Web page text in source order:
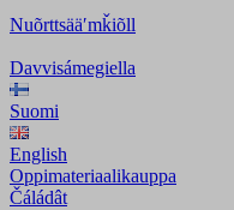
Nuõrttsääʹmǩiõll
Davvisámegiella
Suomi
English
Oppimateriaalikauppa
Čáládât